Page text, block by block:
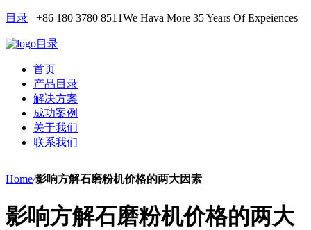
目录 +86 180 3780 8511We Hava More 35 Years Of Expeiences
目录
首页
产品目录
解决方案
成功案例
关于我们
联系我们
Home/影响方解石磨粉机价格的两大因素
影响方解石磨粉机价格的两大